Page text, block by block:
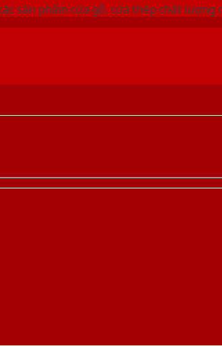
sản phẩm cửa gỗ, cửa thép chất lượng